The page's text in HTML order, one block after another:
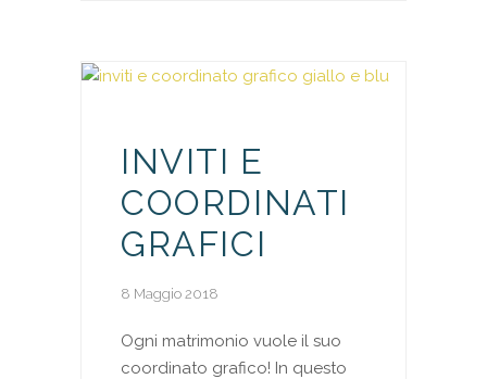
INVITI E
COORDINATI
GRAFICI
8 Maggio 2018
Ogni matrimonio vuole il suo
coordinato grafico! In questo